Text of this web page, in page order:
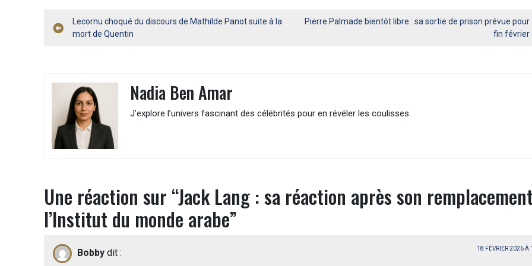
Navigation
Lecornu choqué du discours de Mathilde Panot suite à la
mort de Quentin
Pierre Palmade bientôt libre : sa sortie de prison prévue pour
fin février
Nadia Ben Amar
J’explore l’univers fascinant des célébrités pour en révéler les coulisses.
Une réaction sur “Jack Lang : sa réaction après son
l’Institut du monde arabe”
Bobby dit : 18 FÉVRIER 2026 À